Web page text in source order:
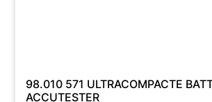
98.010 571 ULTRACOMPACTE
ACCUTESTER